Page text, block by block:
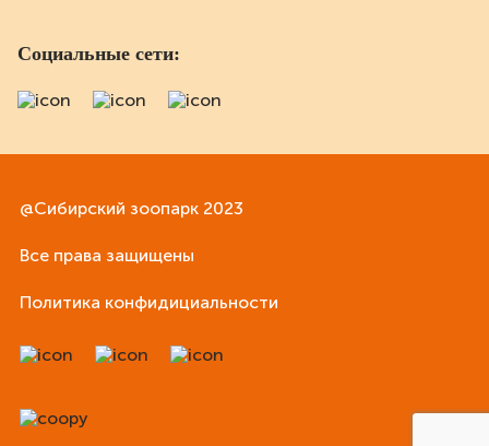
Социальные сети:
@Сибирский зоопарк 2023
Все права защищены
Политика конфидициальности